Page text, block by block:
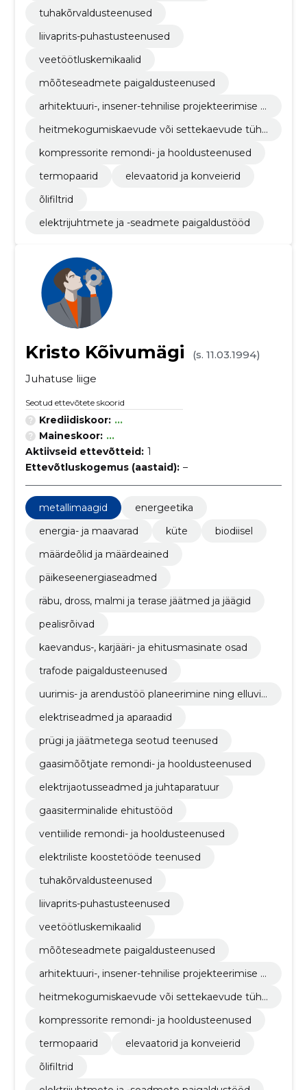
tuhakõrvaldusteenused
liivaprits-puhastusteenused
veetöötluskemikaalid
mõõteseadmete paigaldusteenused
arhitektuuri-, insener-tehnilise projekteerimise ja
heitmekogumiskaevude või settekaevude tühj
kompressorite remondi- ja hooldusteenused
termopaarid
elevaatorid ja konveierid
õlifiltrid
elektrijuhtmete ja -seadmete paigaldustööd
Kristo Kõivumägi
(s. 11.03.1994)
Juhatuse liige
Seotud ettevõtete skoorid
Krediidiskoor: ...
Maineskoor: ...
Aktiivseid ettevõtteid: 1
Ettevõtluskogemus (aastaid): –
metallimaagid
energeetika
energia- ja maavarad
küte
biodiisel
määrdeõlid ja määrdeained
päikeseenergiaseadmed
räbu, dross, malmi ja terase jäätmed ja jäägid
pealisrõivad
kaevandus-, karjääri- ja ehitusmasinate osad
trafode paigaldusteenused
uurimis- ja arendustöö planeerimine ning elluvii
elektriseadmed ja aparaadid
prügi ja jäätmetega seotud teenused
gaasimõõtjate remondi- ja hooldusteenused
elektrijaotusseadmed ja juhtaparatuur
gaasiterminalide ehitustööd
ventiilide remondi- ja hooldusteenused
elektriliste koostetööde teenused
tuhakõrvaldusteenused
liivaprits-puhastusteenused
veetöötluskemikaalid
mõõteseadmete paigaldusteenused
arhitektuuri-, insener-tehnilise projekteerimise ja
heitmekogumiskaevude või settekaevude tühj
kompressorite remondi- ja hooldusteenused
termopaarid
elevaatorid ja konveierid
õlifiltrid